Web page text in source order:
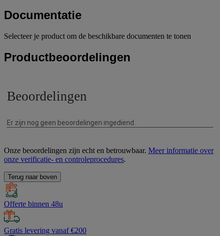
Documentatie
Selecteer je product om de beschikbare documenten te tonen
Productbeoordelingen
Onze beoordelingen zijn echt en betrouwbaar. Meer informatie over
onze verificatie- en controleprocedures.
Terug naar boven
Offerte binnen 48u
Gratis levering vanaf €200